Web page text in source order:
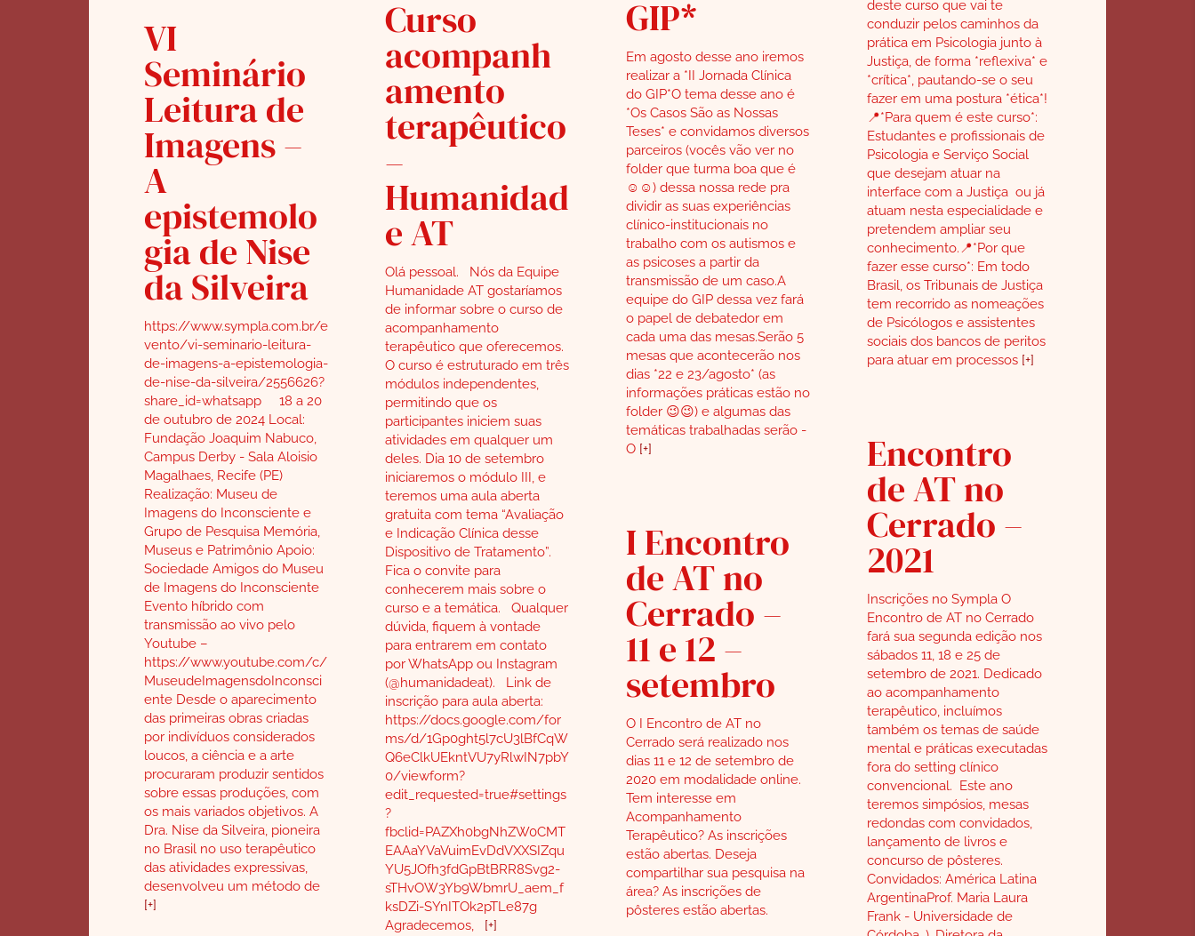
deste curso que vai te
conduzir pelos caminhos da
prática em Psicologia junto à
Justiça, de forma *reflexiva* e
*crítica*, pautando-se o seu
fazer em uma postura *ética*!
📍*Para quem é este curso*:
Estudantes e profissionais de
Psicologia e Serviço Social
que desejam atuar na
interface com a Justiça ou já
atuam nesta especialidade e
pretendem ampliar seu
conhecimento.📍*Por que
fazer esse curso*: Em todo
Brasil, os Tribunais de Justiça
tem recorrido as nomeações
de Psicólogos e assistentes
sociais dos bancos de peritos
para atuar em processos[+]
GIP*
Em agosto desse ano iremos
realizar a *II Jornada Clínica
do GIP*O tema desse ano é
*Os Casos São as Nossas
Teses* e convidamos diversos
parceiros (vocês vão ver no
folder que turma boa que é
☺️☺️) dessa nossa rede pra
dividir as suas experiências
clínico-institucionais no
trabalho com os autismos e
as psicoses a partir da
transmissão de um caso.A
equipe do GIP dessa vez fará
o papel de debatedor em
cada uma das mesas.Serão 5
mesas que acontecerão nos
dias *22 e 23/agosto* (as
informações práticas estão no
folder 😉😉) e algumas das
temáticas trabalhadas serão -
O[+]
Curso
acompanh
amento
terapêutico
–
Humanidad
e AT
Olá pessoal. Nós da Equipe
Humanidade AT gostaríamos
de informar sobre o curso de
acompanhamento
terapêutico que oferecemos.
O curso é estruturado em três
módulos independentes,
permitindo que os
participantes iniciem suas
atividades em qualquer um
deles. Dia 10 de setembro
iniciaremos o módulo III, e
teremos uma aula aberta
gratuita com tema “Avaliação
e Indicação Clínica desse
Dispositivo de Tratamento”.
Fica o convite para
conhecerem mais sobre o
curso e a temática. Qualquer
dúvida, fiquem à vontade
para entrarem em contato
por WhatsApp ou Instagram
(@humanidadeat). Link de
inscrição para aula aberta:
https://docs.google.com/for
ms/d/1Gp0ght5l7cU3lBfCqW
Q6eClkUEkntVU7yRlwIN7pbY
0/viewform?
edit_requested=true#settings
?
fbclid=PAZXh0bgNhZW0CMT
EAAaYVaVuimEvDdVXXSIZqu
YU5JOfh3fdGpBtBRR8Svg2-
sTHvOW3Yb9WbmrU_aem_f
ksDZi-SYnITOk2pTLe87g
Agradecemos,
[+]
VI
Seminário
Leitura de
Imagens –
A
epistemolo
gia de Nise
da Silveira
https://www.sympla.com.br/e
vento/vi-seminario-leitura-
de-imagens-a-epistemologia-
de-nise-da-silveira/2556626?
share_id=whatsapp 18 a 20
de outubro de 2024 Local:
Fundação Joaquim Nabuco,
Campus Derby - Sala Aloisio
Magalhaes, Recife (PE)
Realização: Museu de
Imagens do Inconsciente e
Grupo de Pesquisa Memória,
Museus e Patrimônio Apoio:
Sociedade Amigos do Museu
de Imagens do Inconsciente
Evento híbrido com
transmissão ao vivo pelo
Youtube –
https://www.youtube.com/c/
MuseudeImagensdoInconsci
ente Desde o aparecimento
das primeiras obras criadas
por indivíduos considerados
loucos, a ciência e a arte
procuraram produzir sentidos
sobre essas produções, com
os mais variados objetivos. A
Dra. Nise da Silveira, pioneira
no Brasil no uso terapêutico
das atividades expressivas,
desenvolveu um método de
[+]
Encontro
de AT no
Cerrado –
2021
Inscrições no Sympla O
Encontro de AT no Cerrado
fará sua segunda edição nos
sábados 11, 18 e 25 de
setembro de 2021. Dedicado
ao acompanhamento
terapêutico, incluímos
também os temas de saúde
mental e práticas executadas
fora do setting clínico
convencional. Este ano
teremos simpósios, mesas
redondas com convidados,
lançamento de livros e
concurso de pôsteres.
Convidados: América Latina
ArgentinaProf. Maria Laura
Frank - Universidade de
I Encontro
de AT no
Cerrado –
11 e 12 –
setembro
O I Encontro de AT no
Cerrado será realizado nos
dias 11 e 12 de setembro de
2020 em modalidade online.
Tem interesse em
Acompanhamento
Terapêutico? As inscrições
estão abertas. Deseja
compartilhar sua pesquisa na
área? As inscrições de
pôsteres estão abertas.